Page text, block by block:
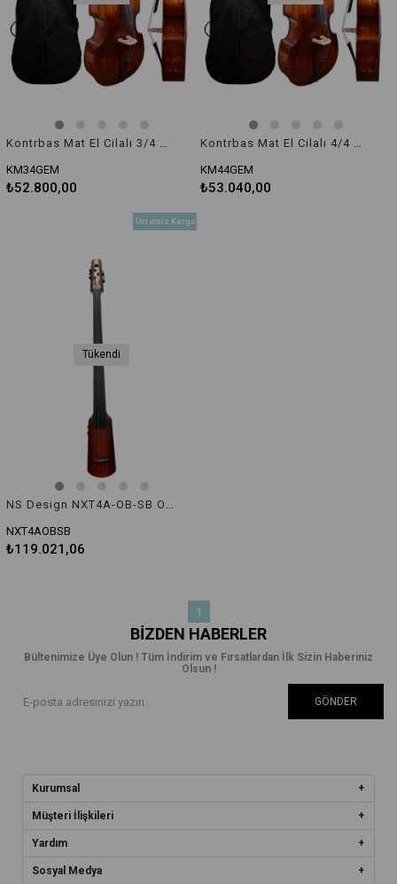
KM34GEM
₺52.800,00
KM44GEM
₺53.040,00
Tükendi
NS Design NXT4A-OB-SB Omnı Bas
NXT4AOBSB
₺119.021,06
Ücretsiz Kargo
1
BIZDEN HABERLER
Bültenimize Üye Olun ! Tüm İndirim ve Fırsatlardan İlk Sizin Haberiniz
Olsun !
GÖNDER
Kurumsal
Müşteri İlişkileri
Yardım
Sosyal Medya